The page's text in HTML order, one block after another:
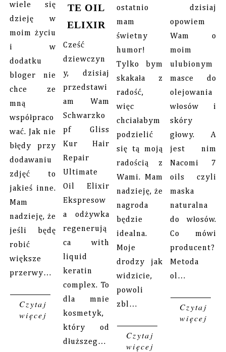
wiele się
dzieję w
moim życiu
i w
dodatku
bloger nie
chce ze
mną
współpraco
wać. Jak nie
błędy przy
dodawaniu
zdjęć to
jakieś inne.
Mam
nadzieję, że
jeśli będę
robić
większe
przerwy…
Czytaj
więcej
TE OIL
ELIXIR
Cześć
dziewczyn
y, dzisiaj
przedstawi
am Wam
Schwarzko
pf Gliss
Kur Hair
Repair
Ultimate
Oil Elixir
Ekspresow
a odżywka
regenerują
ca with
liquid
keratin
complex. To
dla mnie
kosmetyk,
który od
dłuższeg…
ostatnio
mam
świetny
humor!
Tylko bym
skakała z
radość,
więc
chciałabym
podzielić
się tą moją
radością z
Wami. Mam
nadzieję, że
nagroda
będzie
idealna.
Moje
drodzy jak
widzicie,
powoli
zbl…
Czytaj
więcej
dzisiaj
opowiem
Wam o
moim
ulubionym
masce do
olejowania
włosów i
skóry
głowy. A
jest nim
Nacomi 7
oils czyli
maska
naturalna
do włosów.
Co mówi
producent?
Metoda
ol…
Czytaj
więcej